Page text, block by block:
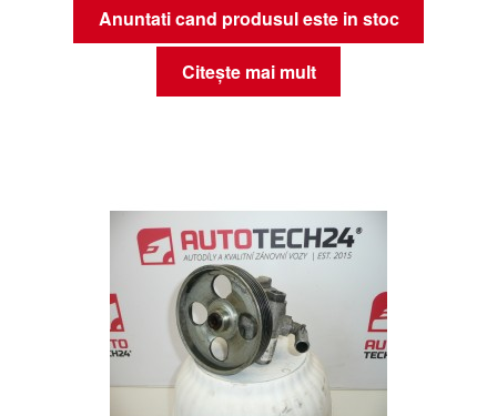
Anuntati cand produsul este in stoc
Citește mai mult